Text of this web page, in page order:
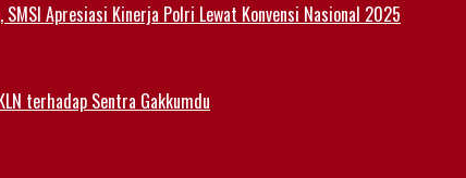
Apresiasi Kinerja Polri Lewat Konvensi Nasional 2025
terhadap Sentra Gakkumdu